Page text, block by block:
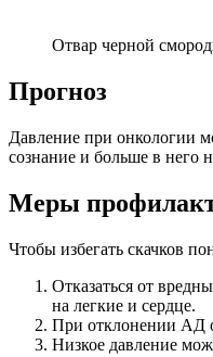
Отвар черной
Прогноз
Давление при онкологии
сознание и больше в него
Меры
Чтобы избегать скачков
Отказаться от
на легкие и сердце.
При отклонении АД
Низкое давление